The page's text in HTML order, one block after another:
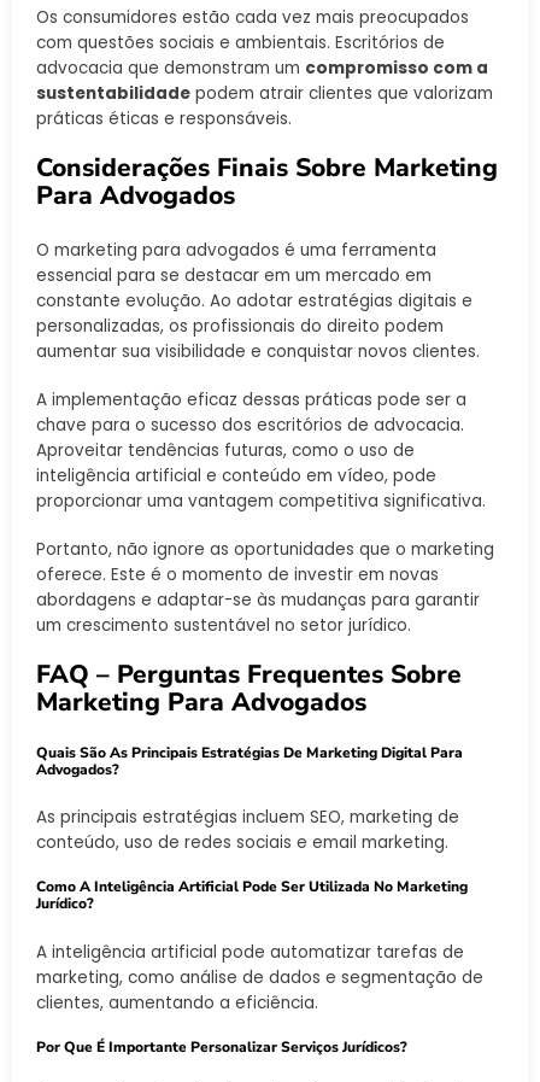
Os consumidores estão cada vez mais preocupados
com questões sociais e ambientais. Escritórios de
advocacia que demonstram um compromisso com a
sustentabilidade podem atrair clientes que valorizam
práticas éticas e responsáveis.
Considerações Finais Sobre Marketing
Para Advogados
O marketing para advogados é uma ferramenta
essencial para se destacar em um mercado em
constante evolução. Ao adotar estratégias digitais e
personalizadas, os profissionais do direito podem
aumentar sua visibilidade e conquistar novos clientes.
A implementação eficaz dessas práticas pode ser a
chave para o sucesso dos escritórios de advocacia.
Aproveitar tendências futuras, como o uso de
inteligência artificial e conteúdo em vídeo, pode
proporcionar uma vantagem competitiva significativa.
Portanto, não ignore as oportunidades que o marketing
oferece. Este é o momento de investir em novas
abordagens e adaptar-se às mudanças para garantir
um crescimento sustentável no setor jurídico.
FAQ – Perguntas Frequentes Sobre
Marketing Para Advogados
Quais São As Principais Estratégias De Marketing Digital Para
Advogados?
As principais estratégias incluem SEO, marketing de
conteúdo, uso de redes sociais e email marketing.
Como A Inteligência Artificial Pode Ser Utilizada No Marketing
Jurídico?
A inteligência artificial pode automatizar tarefas de
marketing, como análise de dados e segmentação de
clientes, aumentando a eficiência.
Por Que É Importante Personalizar Serviços Jurídicos?